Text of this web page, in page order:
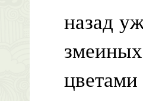
назад